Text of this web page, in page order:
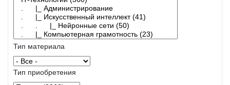
Тип материала
Тип приобретения